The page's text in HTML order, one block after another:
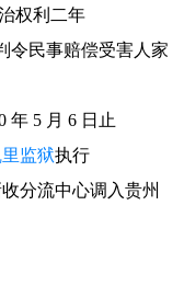
权利二年
令民事赔偿受害人家
年 5 月 6 日止
监狱执行
收分流中心调入贵州